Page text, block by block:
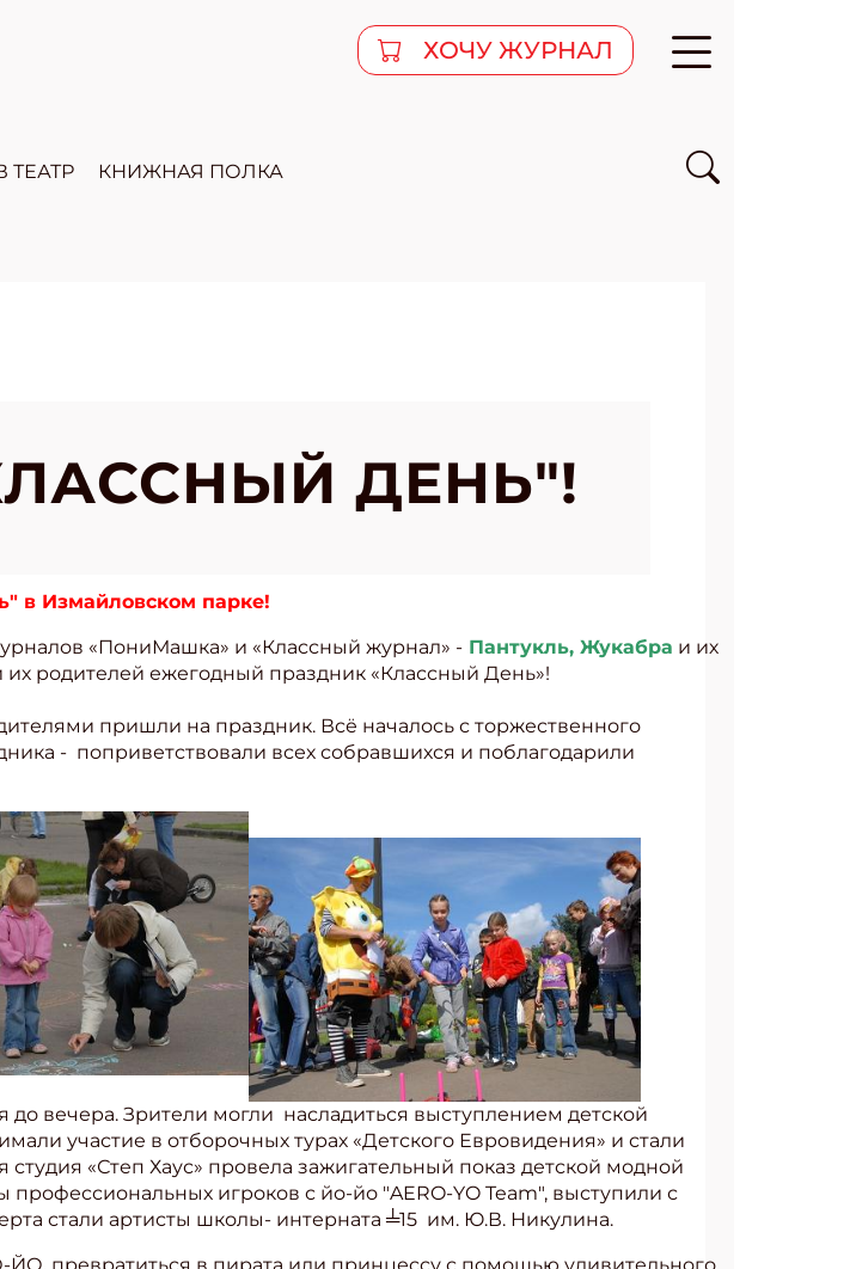
ХОЧУ ЖУРНАЛ
ТЕАТР КНИЖНАЯ ПОЛКА
ДЕНЬ"!
в Измайловском парке!
«ПониМашка» и «Классный журнал» - Пантукль, Жукабра и их
их родителей ежегодный праздник «Классный День»!
пришли на праздник. Всё началось с торжественного
- поприветствовали всех собравшихся и поблагодарили
вечера. Зрители могли насладиться выступлением детской
участие в отборочных турах «Детского Евровидения» и стали
«Степ Хаус» провела зажигательный показ детской модной
игроков с йо-йо "AERO-YO Team", выступили с
стали артисты школы- интерната ╧15 им. Ю.В. Никулина.